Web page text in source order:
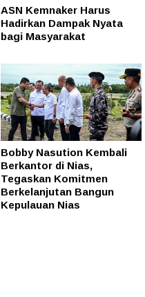
ASN Kemnaker Harus
Hadirkan Dampak Nyata
bagi Masyarakat
Bobby Nasution Kembali
Berkantor di Nias,
Tegaskan Komitmen
Berkelanjutan Bangun
Kepulauan Nias